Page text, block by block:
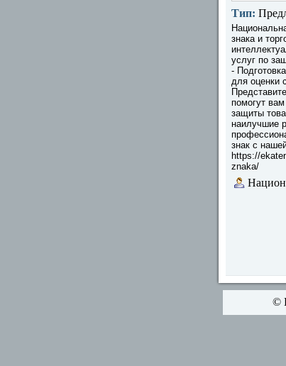
Тип:
знака и
услуг по
-
для оценки
помогут
защиты
наилучшие
знак с
https://
znaka/
©